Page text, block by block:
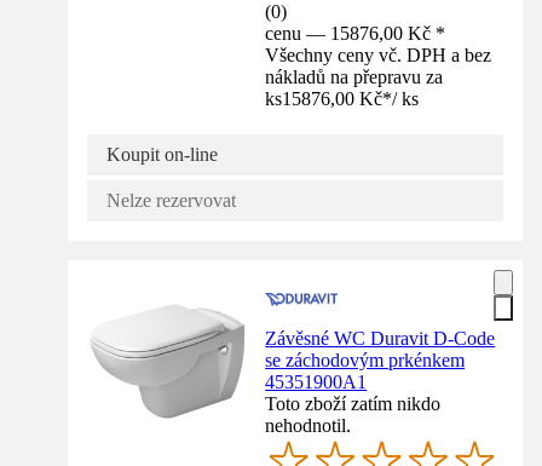
(0)
cenu — 15876,00 Kč *
Všechny ceny vč. DPH a bez
nákladů na přepravu za
ks15876,00 Kč*/ ks
Koupit on-line
Nelze rezervovat
Závěsné WC Duravit D-Code
se záchodovým prkénkem
45351900A1
Toto zboží zatím nikdo
nehodnotil.